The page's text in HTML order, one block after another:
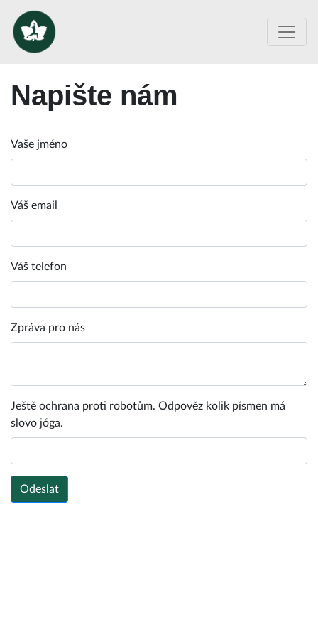
Napište nám
Vaše jméno
Váš email
Váš telefon
Zpráva pro nás
Ještě ochrana proti robotům. Odpověz kolik písmen má
slovo jóga.